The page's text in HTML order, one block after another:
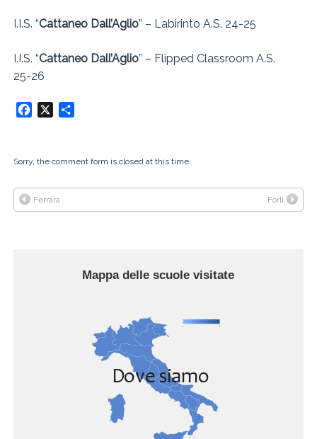
I.I.S. “Cattaneo Dall’Aglio” – Labirinto A.S. 24-25
I.I.S. “Cattaneo Dall’Aglio” – Flipped Classroom A.S.
25-26
Facebook
Sorry, the comment form is closed at this time.
Ferrara Forlì
Mappa delle scuole visitate